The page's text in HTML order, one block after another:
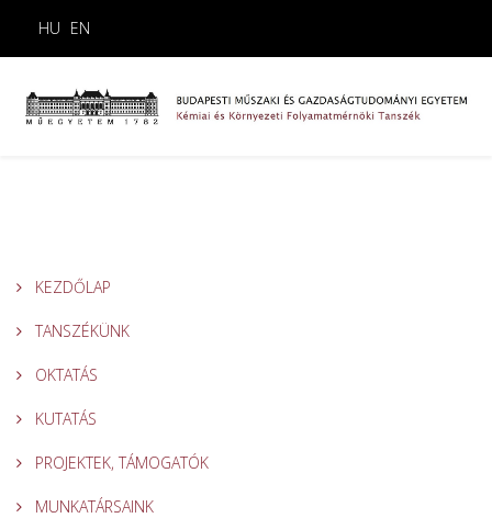
HU EN
KEZDŐLAP
TANSZÉKÜNK
OKTATÁS
KUTATÁS
PROJEKTEK, TÁMOGATÓK
MUNKATÁRSAINK